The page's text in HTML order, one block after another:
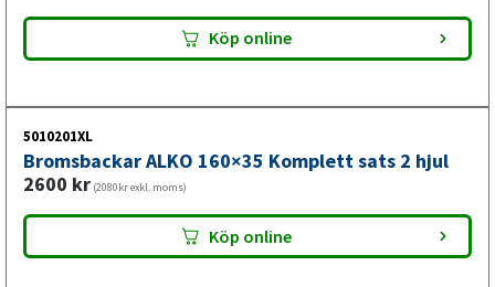
Köp online
5010201XL
Bromsbackar ALKO 160×35 Komplett sats 2 hjul
2600 kr (2080kr exkl. moms)
Köp online